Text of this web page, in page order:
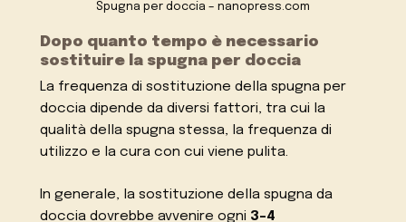
Spugna per doccia – nanopress.com
Dopo quanto tempo è necessario
sostituire la spugna per doccia
La frequenza di sostituzione della spugna per
doccia dipende da diversi fattori, tra cui la
qualità della spugna stessa, la frequenza di
utilizzo e la cura con cui viene pulita.
In generale, la sostituzione della spugna da
doccia dovrebbe avvenire ogni 3-4